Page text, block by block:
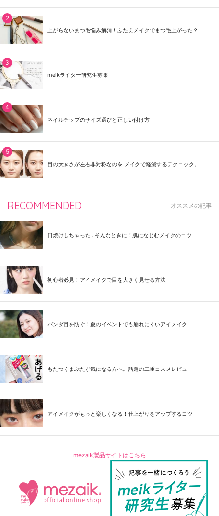
上がらないまつ毛悩み解消！ふたえメイクでまつ毛上がった？
meikライター研究生募集
ネイルチップのサイズ選びと正しい付け方
目の大きさが左右非対称なのを メイクで軽減するテクニック。
RECOMMENDED オススメの記事
日焼けしちゃった...そんなときに！肌になじむメイクのコツ
初心者必見！アイメイクで目を大きく見せる方法
パンダ目を防ぐ！夏のイベントでも崩れにくいアイメイク
もたつくまぶたが気になる方へ。話題の二重コスメレビュー
アイメイクがもっと楽しくなる！仕上がりをアップするコツ
mezaik製品サイトはこちら